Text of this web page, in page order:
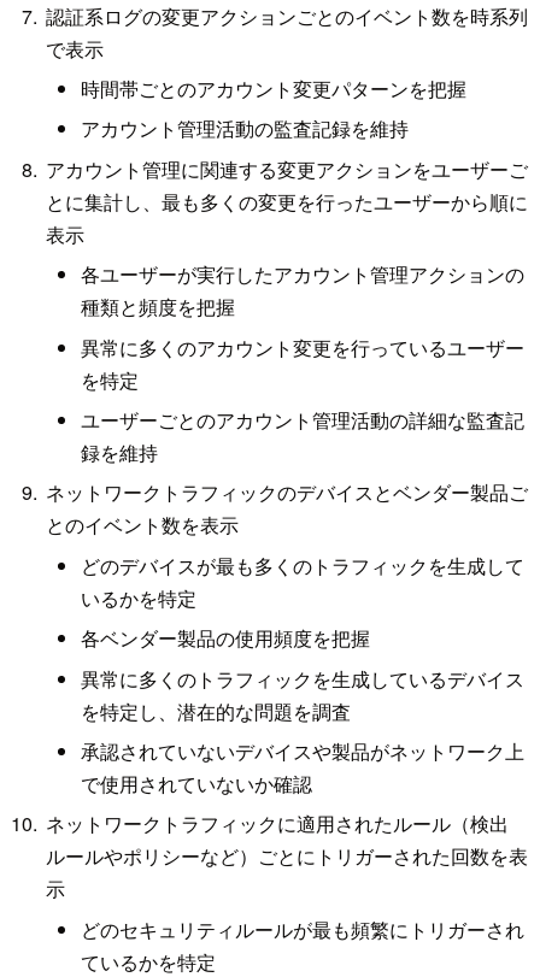
認証系ログの変更アクションごとのイベント数を時系列
で表示
時間帯ごとのアカウント変更パターンを把握
アカウント管理活動の監査記録を維持
アカウント管理に関連する変更アクションをユーザーご
とに集計し、最も多くの変更を行ったユーザーから順に
表示
各ユーザーが実行したアカウント管理アクションの
種類と頻度を把握
異常に多くのアカウント変更を行っているユーザー
を特定
ユーザーごとのアカウント管理活動の詳細な監査記
録を維持
ネットワークトラフィックのデバイスとベンダー製品ご
とのイベント数を表示
どのデバイスが最も多くのトラフィックを生成して
いるかを特定
各ベンダー製品の使用頻度を把握
異常に多くのトラフィックを生成しているデバイス
を特定し、潜在的な問題を調査
承認されていないデバイスや製品がネットワーク上
で使用されていないか確認
ネットワークトラフィックに適用されたルール（検出
ルールやポリシーなど）ごとにトリガーされた回数を表
示
どのセキュリティルールが最も頻繁にトリガーされ
ているかを特定